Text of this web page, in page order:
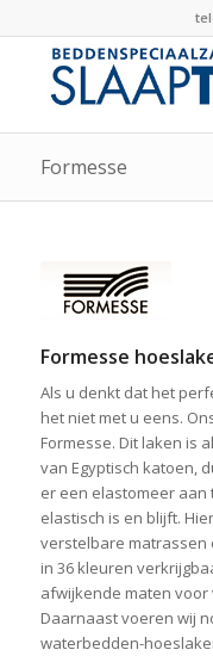
Formesse
Formesse
Als u denkt dat het
het niet met u eens.
Formesse. Dit laken is
van Egyptisch katoen,
er een elastomeer
elastisch is en blijft.
verstelbare matrassen
in 36 kleuren
afwijkende maten
Daarnaast voeren wij
waterbedden-